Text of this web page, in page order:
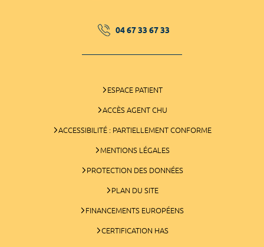
04 67 33 67 33
ESPACE PATIENT
ACCÈS AGENT CHU
ACCESSIBILITÉ : PARTIELLEMENT CONFORME
MENTIONS LÉGALES
PROTECTION DES DONNÉES
PLAN DU SITE
FINANCEMENTS EUROPÉENS
CERTIFICATION HAS